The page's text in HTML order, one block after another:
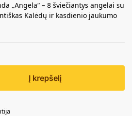
„Angela“ – 8 šviečiantys angelai su
Kalėdų ir kasdienio jaukumo
Į krepšelį